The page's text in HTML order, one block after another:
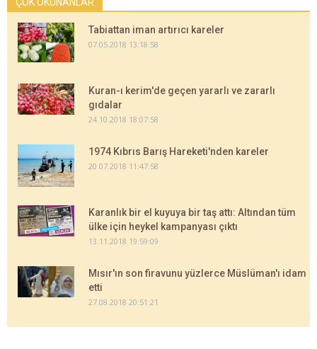
Tabiattan iman artırıcı kareler
07.05.2018 13:18:58
Kuran-ı kerim'de geçen yararlı ve zararlı
gıdalar
24.10.2018 18:07:58
1974 Kıbrıs Barış Hareketi'nden kareler
20.07.2018 11:47:58
Karanlık bir el kuyuya bir taş attı: Altından tüm
ülke için heykel kampanyası çıktı
13.11.2018 19:59:09
Mısır'ın son firavunu yüzlerce Müslüman'ı idam
etti
27.08.2018 20:51:21